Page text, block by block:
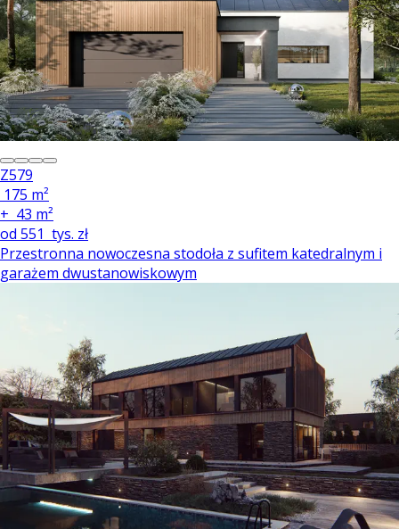
Z579
175 m²
+ 43 m²
od 551 tys. zł
Przestronna nowoczesna stodoła z sufitem katedralnym i
garażem dwustanowiskowym